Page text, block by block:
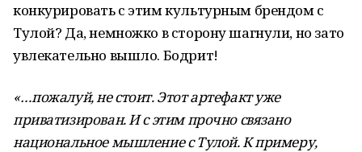
конкурировать с этим культурным брендом с
Тулой? Да, немножко в сторону шагнули, но зато
увлекательно вышло. Бодрит!
«…пожалуй, не стоит. Этот артефакт уже
приватизирован. И с этим прочно связано
национальное мышление с Тулой. К примеру,